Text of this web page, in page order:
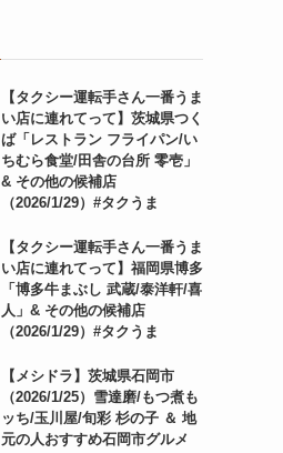
【タクシー運転手さん一番うま
い店に連れてって】茨城県つく
ば「レストラン フライパン/い
ちむら食堂/田舎の台所 零壱」
& その他の候補店
（2026/1/29）#タクうま
【タクシー運転手さん一番うま
い店に連れてって】福岡県博多
「博多牛まぶし 武蔵/泰洋軒/喜
人」& その他の候補店
（2026/1/29）#タクうま
【メシドラ】茨城県石岡市
（2026/1/25）雪達磨/もつ煮も
ッち/玉川屋/旬彩 杉の子 ＆ 地
元の人おすすめ石岡市グルメ